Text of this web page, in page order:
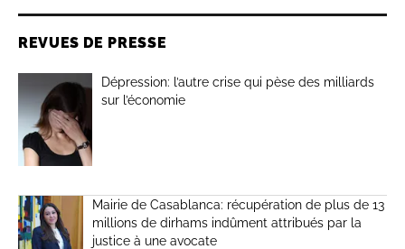
REVUES DE PRESSE
Dépression: l’autre crise qui pèse des milliards
sur l’économie
Mairie de Casablanca: récupération de plus de 13
millions de dirhams indûment attribués par la
justice à une avocate